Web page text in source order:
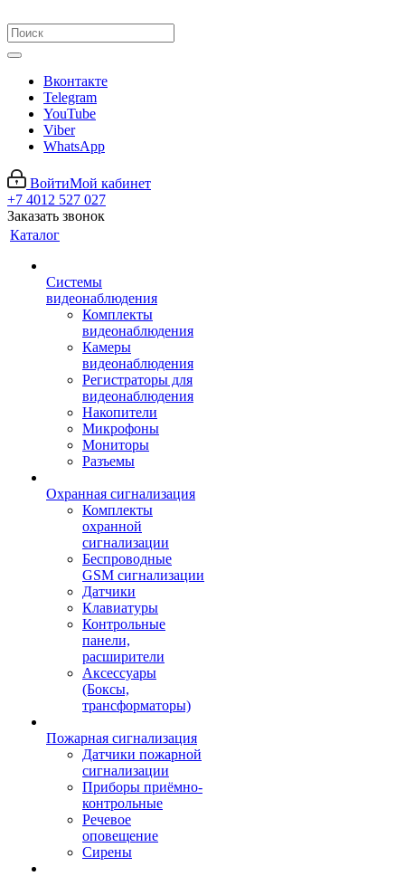
Вконтакте
Telegram
YouTube
Viber
WhatsApp
ВойтиМой кабинет
+7 4012 527 027
Заказать звонок
Каталог
Системы
видеонаблюдения
Комплекты
видеонаблюдения
Камеры
видеонаблюдения
Регистраторы для
видеонаблюдения
Накопители
Микрофоны
Мониторы
Разъемы
Охранная сигнализация
Комплекты
охранной
сигнализации
Беспроводные
GSM сигнализации
Датчики
Клавиатуры
Контрольные
панели,
расширители
Аксессуары
(Боксы,
трансформаторы)
Пожарная сигнализация
Датчики пожарной
сигнализации
Приборы приёмно-
контрольные
Речевое
оповещение
Сирены